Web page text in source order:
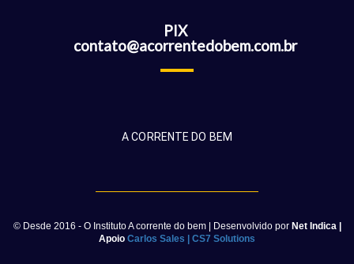
PIX
contato@acorrentedobem.com.br
A CORRENTE DO BEM
© Desde 2016 - O Instituto A corrente do bem | Desenvolvido por Net Indica
Apoio Carlos Sales CS7 Solutions